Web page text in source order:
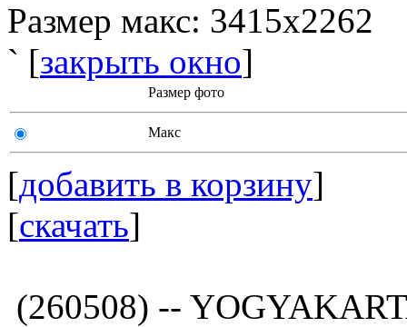
Размер макс: 3415x2262
` [закрыть окно]
Размер фото
Макс
[добавить в корзину]
[скачать]
(260508) --